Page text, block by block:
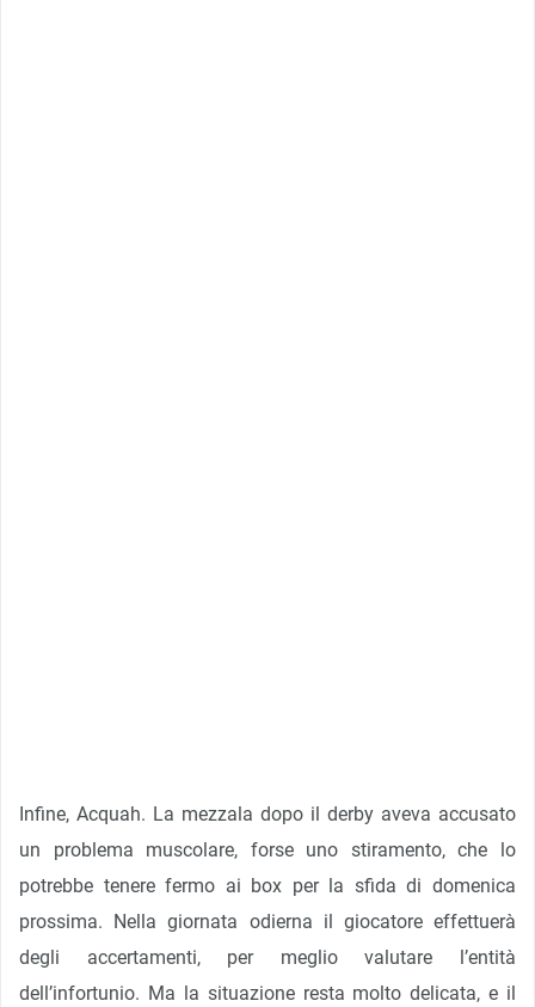
Infine, Acquah. La mezzala dopo il derby aveva accusato
un problema muscolare, forse uno stiramento, che lo
potrebbe tenere fermo ai box per la sfida di domenica
prossima. Nella giornata odierna il giocatore effettuerà
degli accertamenti, per meglio valutare l’entità
dell’infortunio. Ma la situazione resta molto delicata, e il